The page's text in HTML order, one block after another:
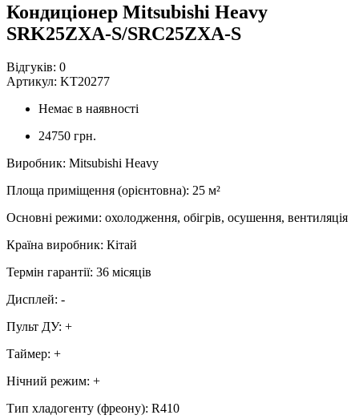
Кондиціонер Mitsubishi Heavy
SRK25ZXA-S/SRC25ZXA-S
Відгуків: 0
Артикул: KT20277
Немає в наявності
24750 грн.
Виробник: Mitsubishi Heavy
Площа приміщення (орієнтовна): 25 м²
Основні режими: охолодження, обігрів, осушення, вентиляція
Країна виробник: Кітай
Термін гарантії: 36 місяців
Дисплей: -
Пульт ДУ: +
Таймер: +
Нічний режим: +
Тип хладогенту (фреону): R410